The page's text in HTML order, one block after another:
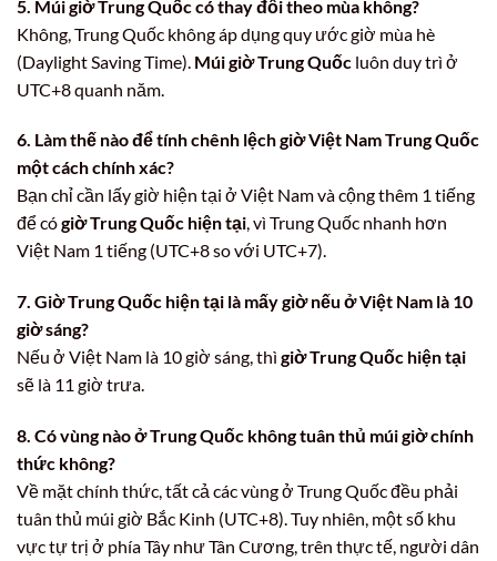
5. Múi giờ Trung Quốc có thay đổi theo mùa không?
Không, Trung Quốc không áp dụng quy ước giờ mùa hè
(Daylight Saving Time). Múi giờ Trung Quốc luôn duy trì ở
UTC+8 quanh năm.
6. Làm thế nào để tính chênh lệch giờ Việt Nam Trung Quốc
một cách chính xác?
Bạn chỉ cần lấy giờ hiện tại ở Việt Nam và cộng thêm 1 tiếng
để cógiờ Trung Quốc hiện tại, vì Trung Quốc nhanh hơn
Việt Nam 1 tiếng (UTC+8 so với UTC+7).
7. Giờ Trung Quốc hiện tại là mấy giờ nếu ở Việt Nam là 10
giờ sáng?
Nếu ở Việt Nam là 10 giờ sáng, thì giờ Trung Quốc hiện tại
sẽ là 11 giờ trưa.
8. Có vùng nào ở Trung Quốc không tuân thủ múi giờ chính
thức không?
Về mặt chính thức, tất cả các vùng ở Trung Quốc đều phải
tuân thủ múi giờ Bắc Kinh (UTC+8). Tuy nhiên, một số khu
vực tự trị ở phía Tây như Tân Cương, trên thực tế, người dân